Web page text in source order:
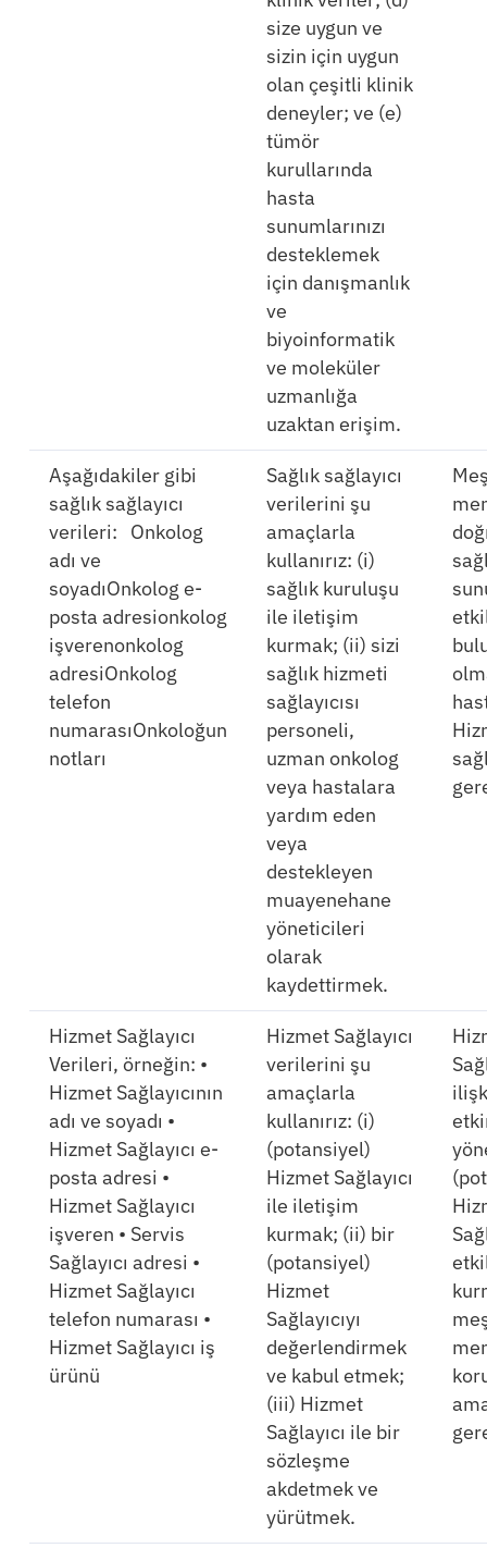
size uygun ve
sizin için uygun
olan çeşitli klinik
deneyler; ve (e)
tümör
kurullarında
hasta
sunumlarınızı
desteklemek
için danışmanlık
ve
biyoinformatik
ve moleküler
uzmanlığa
uzaktan erişim.
Aşağıdakiler gibi
sağlık sağlayıcı
verileri: Onkolog
adı ve
soyadıOnkolog e-
posta adresionkolog
işverenonkolog
adresiOnkolog
telefon
numarasıOnkoloğun
notları
Sağlık sağlayıcı
verilerini şu
amaçlarla
kullanırız: (i)
sağlık kuruluşu
ile iletişim
kurmak; (ii) sizi
sağlık hizmeti
sağlayıcısı
personeli,
uzman onkolog
veya hastalara
yardım eden
veya
destekleyen
muayenehane
yöneticileri
olarak
kaydettirmek.
Hizmet Sağlayıcı
Verileri, örneğin: •
Hizmet Sağlayıcının
adı ve soyadı •
Hizmet Sağlayıcı e-
posta adresi •
Hizmet Sağlayıcı
işveren • Servis
Sağlayıcı adresi •
Hizmet Sağlayıcı
telefon numarası •
Hizmet Sağlayıcı iş
ürünü
Hizmet Sağlayıcı
verilerini şu
amaçlarla
kullanırız: (i)
(potansiyel)
Hizmet Sağlayıcı
ile iletişim
kurmak; (ii) bir
(potansiyel)
Hizmet
Sağlayıcıyı
değerlendirmek
ve kabul etmek;
(iii) Hizmet
Sağlayıcı ile bir
sözleşme
akdetmek ve
yürütmek.